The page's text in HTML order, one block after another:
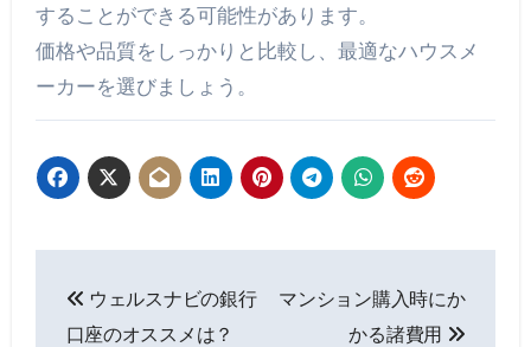
することができる可能性があります。
価格や品質をしっかりと比較し、最適なハウスメ
ーカーを選びましょう。
稿
ウェルスナビの銀行
口座のオススメは？
マンション購入時にか
かる諸費用